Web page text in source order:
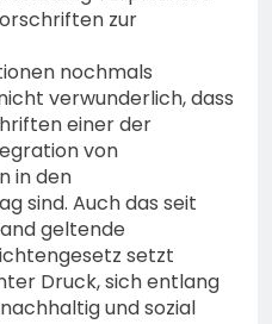
zur
nochmals
verwunderlich, dass
einer der
von
in den
sind. Auch das seit
geltende
setzt
Druck, sich entlang
und sozial